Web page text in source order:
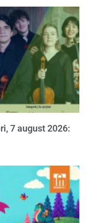
7 august 2026: